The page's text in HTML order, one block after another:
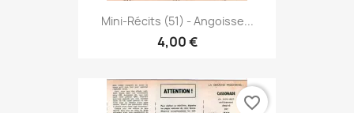
Mini-Récits (51) - Angoisse...
4,00 €
favorite_border